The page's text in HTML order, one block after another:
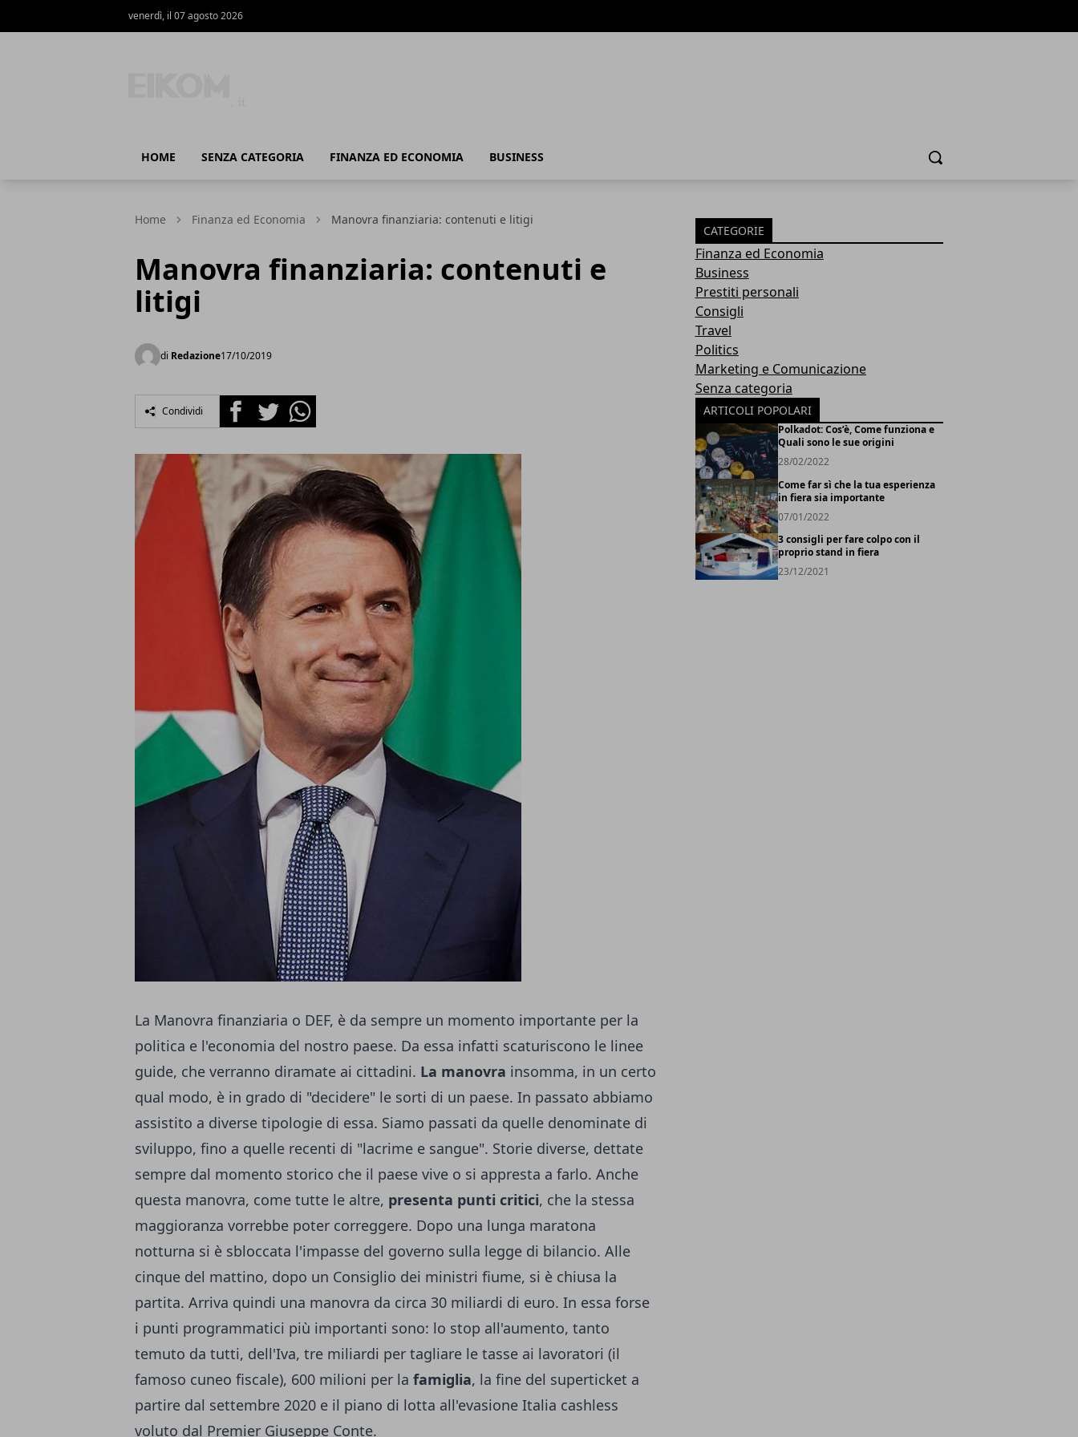
venerdì, il 07 agosto 2026
HOME SENZA CATEGORIA FINANZA ED ECONOMIA BUSINESS Cerca
Home Finanza ed Economia Manovra finanziaria: contenuti e litigi
Manovra finanziaria: contenuti e
litigi
di Redazione17/10/2019
Condividi FacebookTwitterWhatsapp
La Manovra finanziaria o DEF, è da sempre un momento importante per la
politica e l'economia del nostro paese. Da essa infatti scaturiscono le linee
guide, che verranno diramate ai cittadini. La manovra insomma, in un certo
qual modo, è in grado di "decidere" le sorti di un paese. In passato abbiamo
assistito a diverse tipologie di essa. Siamo passati da quelle denominate di
sviluppo, fino a quelle recenti di "lacrime e sangue". Storie diverse, dettate
sempre dal momento storico che il paese vive o si appresta a farlo. Anche
questa manovra, come tutte le altre, presenta punti critici, che la stessa
maggioranza vorrebbe poter correggere. Dopo una lunga maratona
notturna si è sbloccata l'impasse del governo sulla legge di bilancio. Alle
cinque del mattino, dopo un Consiglio dei ministri fiume, si è chiusa la
partita. Arriva quindi una manovra da circa 30 miliardi di euro. In essa forse
i punti programmatici più importanti sono: lo stop all'aumento, tanto
temuto da tutti, dell'Iva, tre miliardi per tagliare le tasse ai lavoratori (il
famoso cuneo fiscale), 600 milioni per la famiglia, la fine del superticket a
partire dal settembre 2020 e il piano di lotta all'evasione Italia cashless
voluto dal Premier Giuseppe Conte.
CATEGORIE
Finanza ed Economia
Business
Prestiti personali
Consigli
Travel
Politics
Marketing e Comunicazione
Senza categoria
ARTICOLI POPOLARI
Polkadot: Cos’è, Come funziona e
Quali sono le sue origini
28/02/2022
Come far sì che la tua esperienza
in fiera sia importante
07/01/2022
3 consigli per fare colpo con il
proprio stand in fiera
23/12/2021